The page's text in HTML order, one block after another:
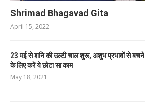
Shrimad Bhagavad Gita
April 15, 2022
23 मई से शनि की उल्टी चाल शुरू, अशुभ प्रभावों से बचने
के लिए करें ये छोटा सा काम
May 18, 2021